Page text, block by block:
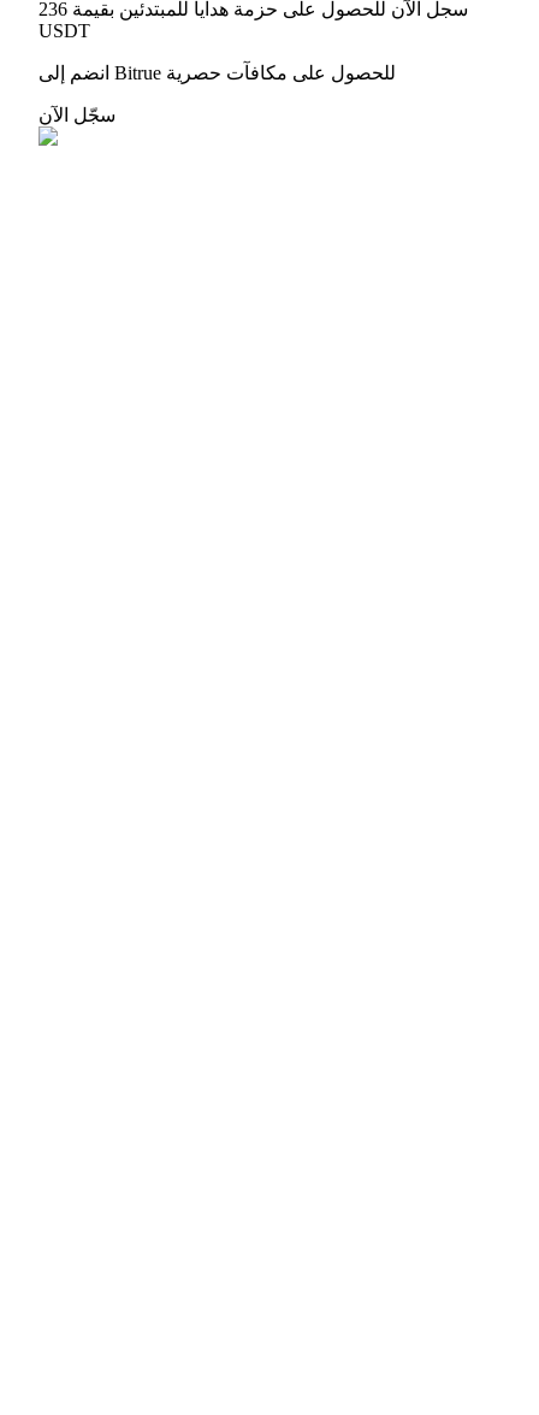
سجل الآن للحصول على حزمة هدايا للمبتدئين بقيمة 236
USDT
انضم إلى Bitrue للحصول على مكافآت حصرية
سجّل الآن